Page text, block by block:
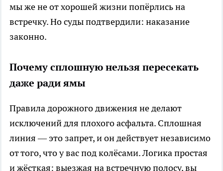
мы же не от хорошей жизни попёрлись на
встречку. Но суды подтвердили: наказание
законно.
Почему сплошную нельзя пересекать
даже ради ямы
Правила дорожного движения не делают
исключений для плохого асфальта. Сплошная
линия — это запрет, и он действует независимо
от того, что у вас под колёсами. Логика простая
и жёсткая: выезжая на встречную полосу, вы